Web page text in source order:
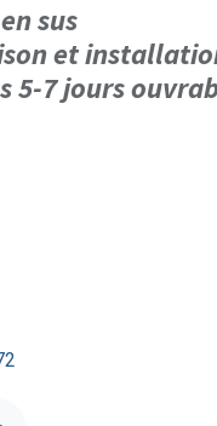
sus
et
5-7 jours